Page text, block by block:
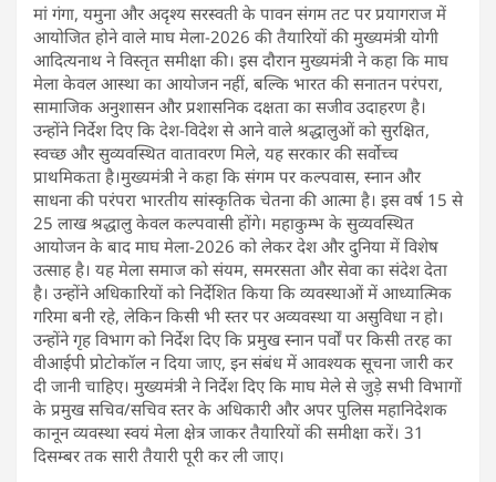
मां गंगा, यमुना और अदृश्य सरस्वती के पावन संगम तट पर प्रयागराज में
आयोजित होने वाले माघ मेला-2026 की तैयारियों की मुख्यमंत्री योगी
आदित्यनाथ ने विस्तृत समीक्षा की। इस दौरान मुख्यमंत्री ने कहा कि माघ
मेला केवल आस्था का आयोजन नहीं, बल्कि भारत की सनातन परंपरा,
सामाजिक अनुशासन और प्रशासनिक दक्षता का सजीव उदाहरण है।
उन्होंने निर्देश दिए कि देश-विदेश से आने वाले श्रद्धालुओं को सुरक्षित,
स्वच्छ और सुव्यवस्थित वातावरण मिले, यह सरकार की सर्वोच्च
प्राथमिकता है।मुख्यमंत्री ने कहा कि संगम पर कल्पवास, स्नान और
साधना की परंपरा भारतीय सांस्कृतिक चेतना की आत्मा है। इस वर्ष 15 से
25 लाख श्रद्धालु केवल कल्पवासी होंगे। महाकुम्भ के सुव्यवस्थित
आयोजन के बाद माघ मेला-2026 को लेकर देश और दुनिया में विशेष
उत्साह है। यह मेला समाज को संयम, समरसता और सेवा का संदेश देता
है। उन्होंने अधिकारियों को निर्देशित किया कि व्यवस्थाओं में आध्यात्मिक
गरिमा बनी रहे, लेकिन किसी भी स्तर पर अव्यवस्था या असुविधा न हो।
उन्होंने गृह विभाग को निर्देश दिए कि प्रमुख स्नान पर्वों पर किसी तरह का
वीआईपी प्रोटोकॉल न दिया जाए, इन संबंध में आवश्यक सूचना जारी कर
दी जानी चाहिए। मुख्यमंत्री ने निर्देश दिए कि माघ मेले से जुड़े सभी विभागों
के प्रमुख सचिव/सचिव स्तर के अधिकारी और अपर पुलिस महानिदेशक
कानून व्यवस्था स्वयं मेला क्षेत्र जाकर तैयारियों की समीक्षा करें। 31
दिसम्बर तक सारी तैयारी पूरी कर ली जाए।